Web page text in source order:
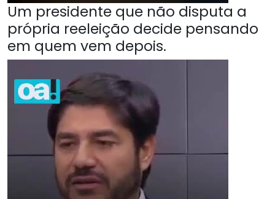
Um presidente que não disputa a
própria reeleição decide pensando
em quem vem depois.